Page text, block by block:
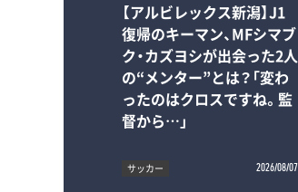
【アルビレックス新潟】J1
復帰のキーマン、MFシマブ
ク・カズヨシが出会った2人
の“メンター”とは？「変わ
ったのはクロスですね。監
督から…」
サッカー 2026/08/07